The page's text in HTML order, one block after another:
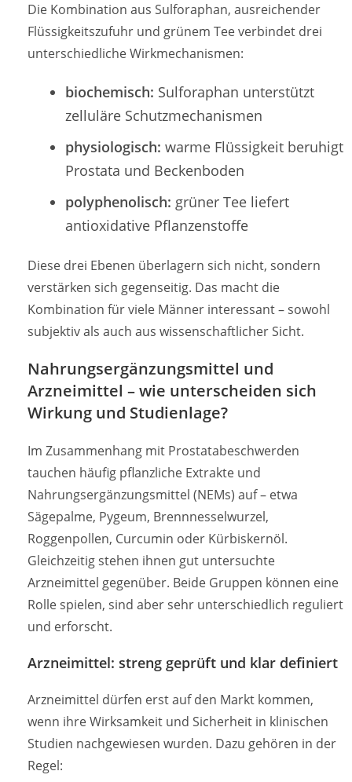
Die Kombination aus Sulforaphan, ausreichender
Flüssigkeitszufuhr und grünem Tee verbindet drei
unterschiedliche Wirkmechanismen:
biochemisch: Sulforaphan unterstützt
zelluläre Schutzmechanismen
physiologisch: warme Flüssigkeit beruhigt
Prostata und Beckenboden
polyphenolisch: grüner Tee liefert
antioxidative Pflanzenstoffe
Diese drei Ebenen überlagern sich nicht, sondern
verstärken sich gegenseitig. Das macht die
Kombination für viele Männer interessant – sowohl
subjektiv als auch aus wissenschaftlicher Sicht.
Nahrungsergänzungsmittel und
Arzneimittel – wie unterscheiden sich
Wirkung und Studienlage?
Im Zusammenhang mit Prostatabeschwerden
tauchen häufig pflanzliche Extrakte und
Nahrungsergänzungsmittel (NEMs) auf – etwa
Sägepalme, Pygeum, Brennnesselwurzel,
Roggenpollen, Curcumin oder Kürbiskernöl.
Gleichzeitig stehen ihnen gut untersuchte
Arzneimittel gegenüber. Beide Gruppen können eine
Rolle spielen, sind aber sehr unterschiedlich reguliert
und erforscht.
Arzneimittel: streng geprüft und klar definiert
Arzneimittel dürfen erst auf den Markt kommen,
wenn ihre Wirksamkeit und Sicherheit in klinischen
Studien nachgewiesen wurden. Dazu gehören in der
Regel: